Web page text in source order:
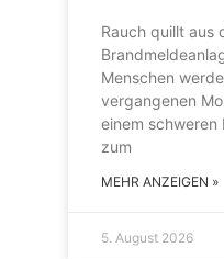
Rauch quillt aus
Menschen
vergangenen
einem schweren
zum
MEHR ANZEIGEN »
5. August 2026